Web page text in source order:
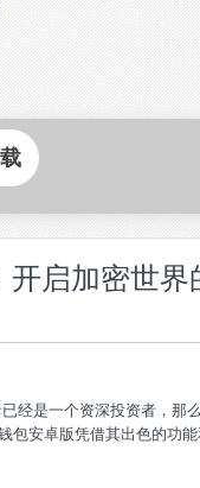
启加密世界
经是一个资深投资者，那
包安卓版凭借其出色的功